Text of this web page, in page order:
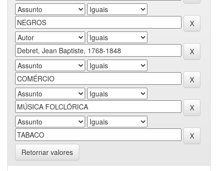
Retornar valores